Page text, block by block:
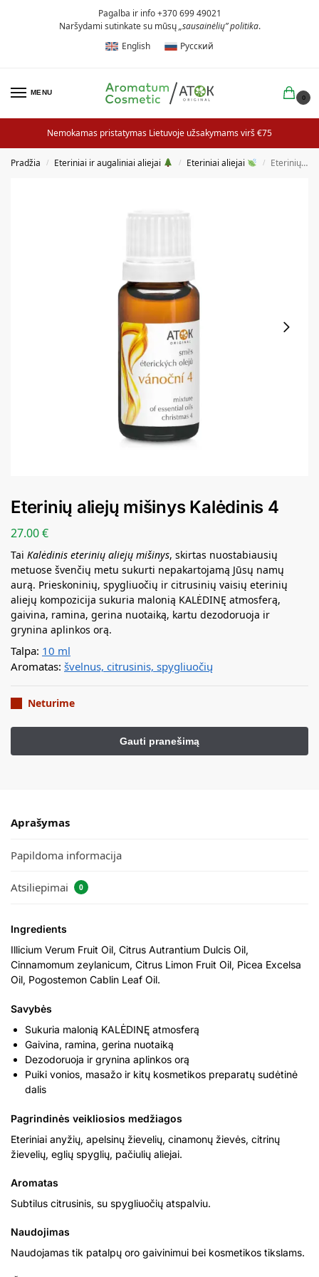
Pagalba ir info +370 699 49021
Naršydami sutinkate su mūsų„sausainėlių” politika.
English
Русский
MENU
0
Nemokamas pristatymas Lietuvoje užsakymams virš €75
Pradžia / Eteriniai ir augaliniai aliejai / Eteriniai aliejai / Eterinių aliejų mišinys Kalėdinis 4
Eterinių aliejų mišinys Kalėdinis 4
27.00€
Tai Kalėdinis eterinių aliejų mišinys, skirtas nuostabiausių
metuose švenčių metu sukurti nepakartojamą Jūsų namų
aurą. Prieskoninių, spygliuočių ir citrusinių vaisių eterinių
aliejų kompozicija sukuria malonią KALĖDINĘ atmosferą,
gaivina, ramina, gerina nuotaiką, kartu dezodoruoja ir
grynina aplinkos orą.
Talpa: 10 ml
Aromatas: švelnus, citrusinis, spygliuočių
Neturime
Aprašymas
Papildoma informacija
Atsiliepimai 0
Ingredients
Illicium Verum Fruit Oil, Citrus Autrantium Dulcis Oil,
Cinnamomum zeylanicum, Citrus Limon Fruit Oil, Picea Excelsa
Oil, Pogostemon Cablin Leaf Oil.
Savybės
Sukuria malonią KALĖDINĘ atmosferą
Gaivina, ramina, gerina nuotaiką
Dezodoruoja ir grynina aplinkos orą
Puiki vonios, masažo ir kitų kosmetikos preparatų sudėtinė
dalis
Pagrindinės veikliosios medžiagos
Eteriniai anyžių, apelsinų žievelių, cinamonų žievės, citrinų
žievelių, eglių spyglių, pačiulių aliejai.
Aromatas
Subtilus citrusinis, su spygliuočių atspalviu.
Naudojimas
Naudojamas tik patalpų oro gaivinimui bei kosmetikos tikslams.